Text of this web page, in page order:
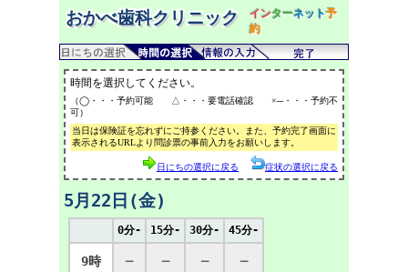
おかべ歯科クリニック インターネット予
約
時間を選択してください。
（◯・・・予約可能 △・・・要電話確認 ×─・・・予約不
可）
当日は保険証を忘れずにご持参ください。また、予約完了画面に
表示されるURLより問診票の事前入力をお願いします。
日にちの選択に戻る 症状の選択に戻る
5月22日(金)
0分- 15分- 30分- 45分-
9時 ─ ─ ─ ─